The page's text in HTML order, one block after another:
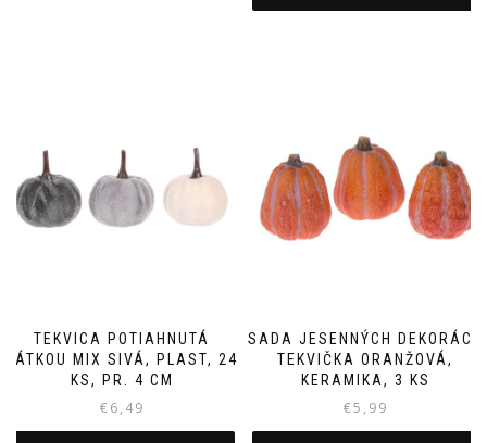
TEKVICA POTIAHNUTÁ
LÁTKOU MIX SIVÁ, PLAST, 24
KS, PR. 4 CM
€6,49
SADA JESENNÝCH DEKORÁCIÍ
TEKVIČKA ORANŽOVÁ,
KERAMIKA, 3 KS
€5,99